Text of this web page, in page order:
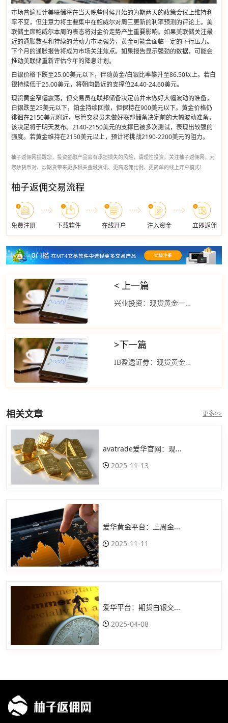
市场普遍预计美联储将在当天晚些时候开始的为期两天的政策会议上维持利
率不变，但注意力将主要集中在鲍威尔对周三更新的利率预测的评论上。美
联储主席鲍威尔本周的表态将对金价走势产生重要影响。如果美联储关注最
近的通胀数据和持续的劳动力市场强势，黄金可能会面临一定的下行压力。
下个月的通胀报告将成为市场关注焦点。如果报告显示强劲的数据，可能会
推动美联储重新评估今年的降息计划。
白银价格下跌至25.00美元以下，伴随黄金/白银比率攀升至86.50以上。若白
银持续低于25.00美元，将朝向最近的支撑位24.40-24.60美元。
现货黄金窄幅震荡，但交易员在联邦储备决定前并未做好大幅波动的准备，
白银跌至25美元以下，铂金持续回撤，但保持在900美元以下。黄金价格仍
徘徊在2150美元附近，尽管交易员未做好联邦储备决定前的大幅波动准备，
该决定将于明天发布。2140-2150美元的支撑已被多次测试，表现出较强的
强度。若黄金维持在2150美元以上，预计将挑战2190-2200美元的阻力。
柚子返佣网提醒您，投资金融产品会有承担损失的风险，请理性投资。关注柚子返佣网，为
您炒货币对、炒期货带来更多相关金融资讯、更高返佣比例、更简单的线上开户模式！
柚子返佣交易流程
免费注册 下载软件 在线开户 注入资金 立即返佣
< 上一篇
兴业投资：现货黄金一度涨超刷新历史高位
>下一篇
IB盈透证券：现货黄金反弹降息的时间越来越近
相关文章 更多>>
avatrade爱华官网：现...
2025-11-13
爱华黄金平台：上周金...
2025-11-11
爱华平台：期货白银交...
2025-04-08